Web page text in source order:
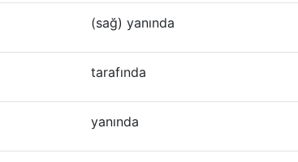
(sağ) yanında
tarafında
yanında